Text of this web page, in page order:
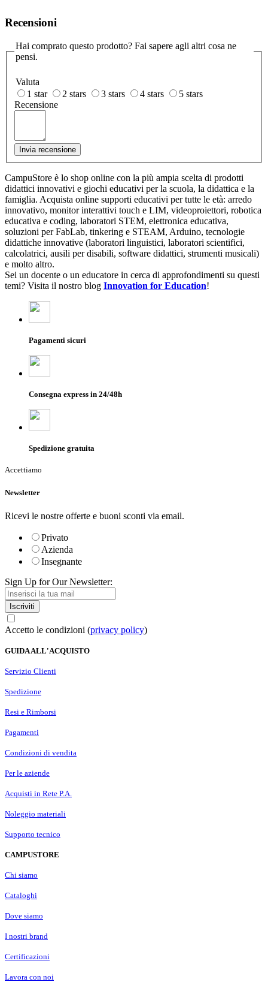
Recensioni
Hai comprato questo prodotto? Fai sapere agli altri cosa ne
pensi.
Valuta
1 star
2 stars 3 stars 4 stars
5 stars
Recensione
Invia recensione
CampuStore è lo shop online con la più ampia scelta di prodotti
didattici innovativi e giochi educativi per la scuola, la didattica e la
famiglia. Acquista online supporti educativi per tutte le età: arredo
innovativo, monitor interattivi touch e LIM, videoproiettori, robotica
educativa e coding, laboratori STEM, elettronica educativa,
soluzioni per FabLab, tinkering e STEAM, Arduino, tecnologie
didattiche innovative (laboratori linguistici, laboratori scientifici,
calcolatrici, ausili per disabili, software didattici, strumenti musicali)
e molto altro.
Sei un docente o un educatore in cerca di approfondimenti su questi
temi? Visita il nostro blog Innovation for Education!
Pagamenti sicuri
Consegna express in 24/48h
Spedizione gratuita
Accettiamo
Newsletter
Ricevi le nostre offerte e buoni sconti via email.
Privato
Azienda
Insegnante
Sign Up for Our Newsletter:
Iscriviti
Accetto le condizioni (privacy policy)
GUIDA ALL'ACQUISTO
Servizio Clienti
Spedizione
Resi e Rimborsi
Pagamenti
Condizioni di vendita
Per le aziende
Acquisti in Rete P.A.
Noleggio materiali
Supporto tecnico
CAMPUSTORE
Chi siamo
Cataloghi
Dove siamo
I nostri brand
Certificazioni
Lavora con noi